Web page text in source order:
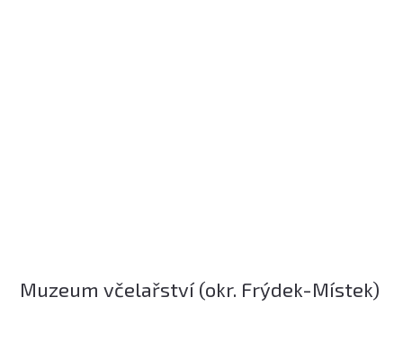
Muzeum včelařství (okr. Frýdek-Místek)